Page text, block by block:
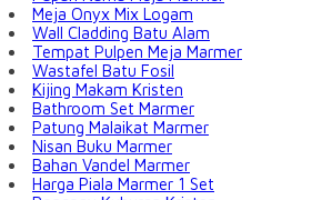
Meja Onyx Mix Logam
Wall Cladding Batu Alam
Tempat Pulpen Meja Marmer
Wastafel Batu Fosil
Kijing Makam Kristen
Bathroom Set Marmer
Patung Malaikat Marmer
Nisan Buku Marmer
Bahan Vandel Marmer
Harga Piala Marmer 1 Set